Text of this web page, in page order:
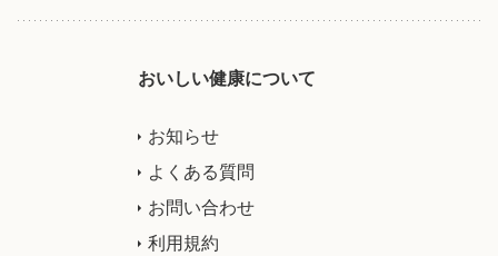
おいしい健康について
お知らせ
よくある質問
お問い合わせ
利用規約